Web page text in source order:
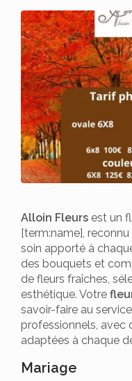
Alloin Fleurs est un
[term:name],
soin apporté à
des bouquets et
de fleurs fraîches,
esthétique. Votre
savoir-faire au
professionnels, avec
adaptées à chaque
Mariage